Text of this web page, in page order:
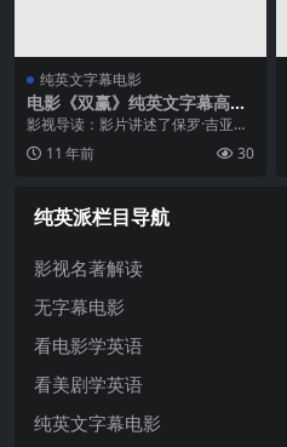
纯英文字幕电影
电影《双赢》纯英文字幕高清
MP4下载
影视导读：影片讲述了保罗·吉亚玛
提饰演的律师麦克，兼任一所高中
的摔跤教练，由于生意淡薄加上经
里争取到...
11 年前 30
纯英派栏目导航
影视名著解读
无字幕电影
看电影学英语
看美剧学英语
纯英文字幕电影